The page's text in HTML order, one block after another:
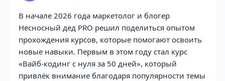
В начале 2026 года маркетолог и блогер
Несносный дед PRO решил поделиться опытом
прохождения курсов, которые помогают освоить
новые навыки. Первым в этом году стал курс
«Вайб-кодинг с нуля за 50 дней», который
привлёк внимание благодаря популярности темы